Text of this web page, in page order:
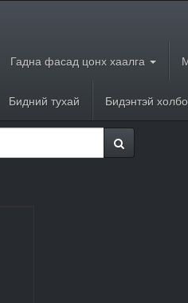
Гадна фасад цонх хаалга
Бидний тухай Бидэнтэй